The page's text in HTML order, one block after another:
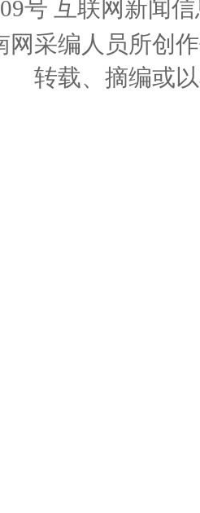
号 互联网新闻
网采编人员所创
转载、摘编或